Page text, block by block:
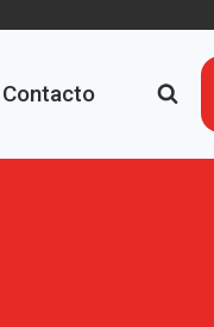
Contacto